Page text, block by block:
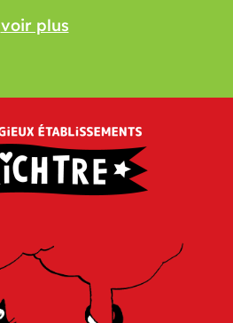
voir plus